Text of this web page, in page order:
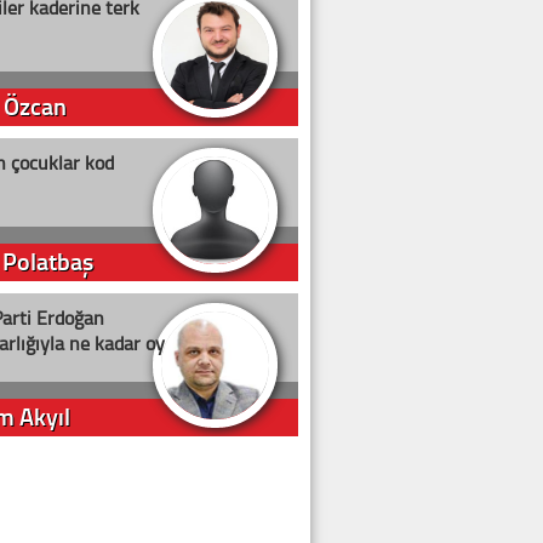
kaderine terk
çocuklar kod
Erdoğan
ne kadar oy
Akyıl